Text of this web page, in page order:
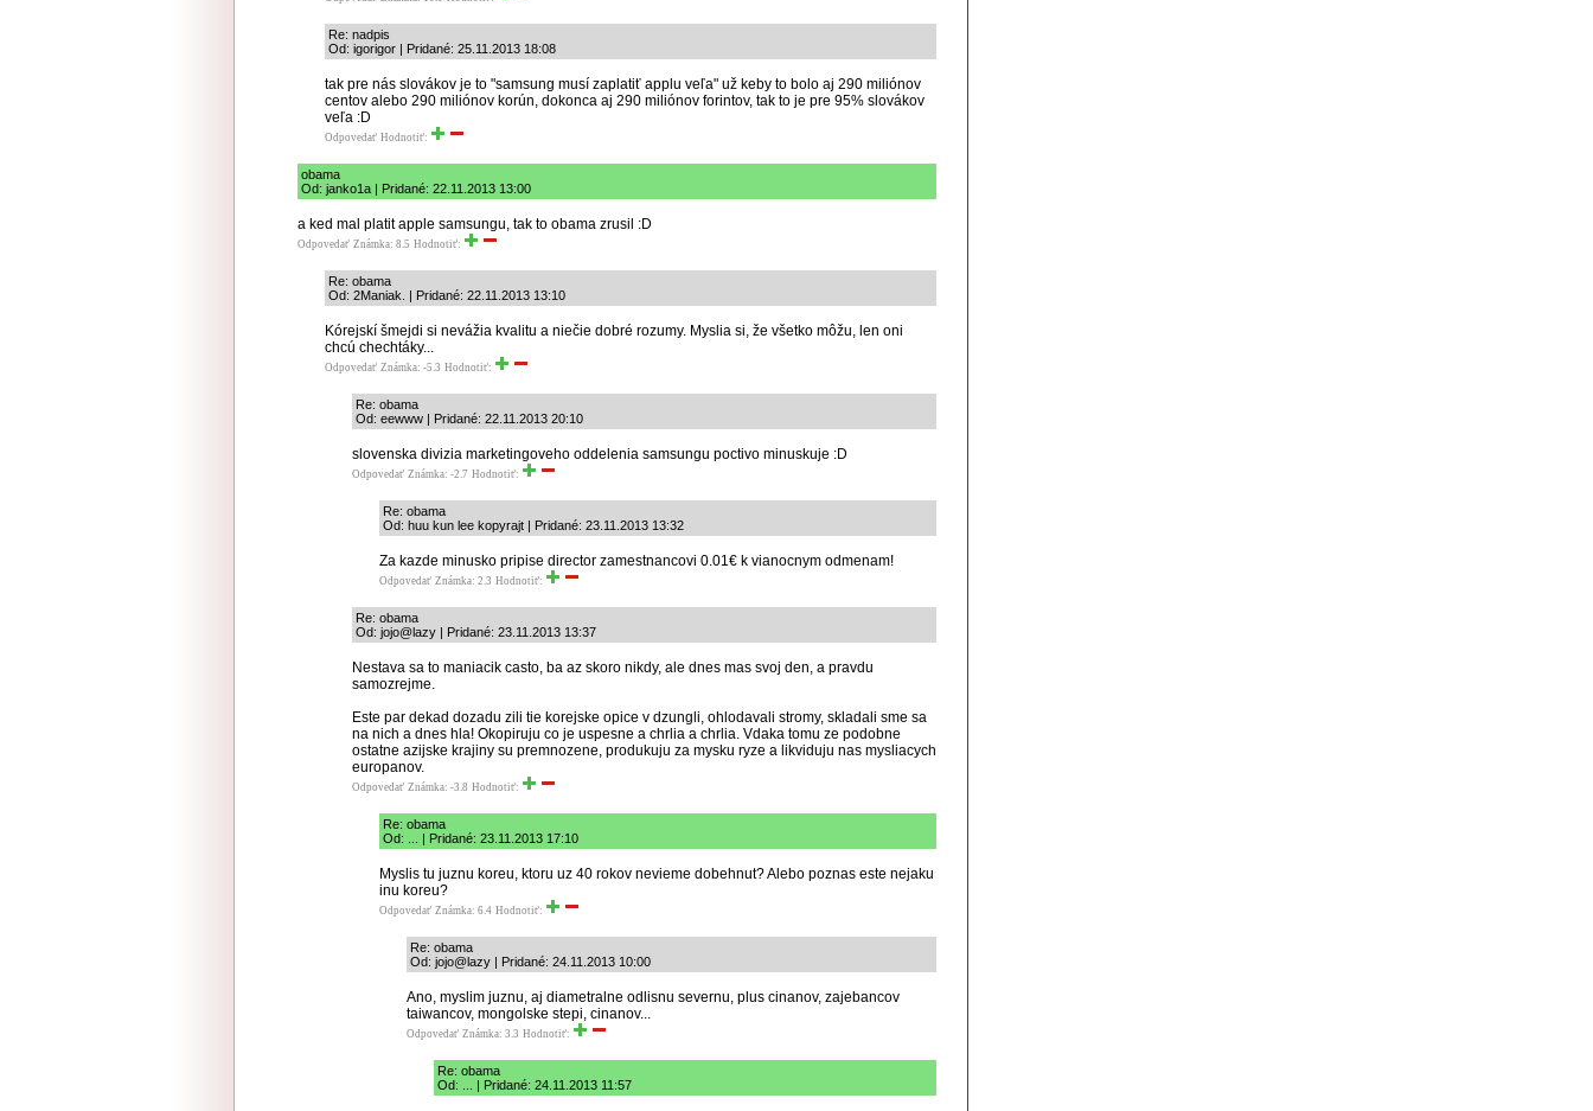
Re: nadpis
Od: igorigor | Pridané: 25.11.2013 18:08
tak pre nás slovákov je to "samsung musí zaplatiť applu veľa" už keby to bolo aj 290 miliónov
centov alebo 290 miliónov korún, dokonca aj 290 miliónov forintov, tak to je pre 95% slovákov
veľa :D
Odpovedať Hodnotiť:
obama
Od: janko1a | Pridané: 22.11.2013 13:00
a ked mal platit apple samsungu, tak to obama zrusil :D
Odpovedať Známka: 8.5 Hodnotiť:
Re: obama
Od: 2Maniak. | Pridané: 22.11.2013 13:10
Kórejskí šmejdi si nevážia kvalitu a niečie dobré rozumy. Myslia si, že všetko môžu, len oni
chcú chechtáky...
Odpovedať Známka: -5.3 Hodnotiť:
Re: obama
Od: eewww | Pridané: 22.11.2013 20:10
slovenska divizia marketingoveho oddelenia samsungu poctivo minuskuje :D
Odpovedať Známka: -2.7 Hodnotiť:
Re: obama
Od: huu kun lee kopyrajt | Pridané: 23.11.2013 13:32
Za kazde minusko pripise director zamestnancovi 0.01€ k vianocnym odmenam!
Odpovedať Známka: 2.3 Hodnotiť:
Re: obama
Od: jojo@lazy | Pridané: 23.11.2013 13:37
Nestava sa to maniacik casto, ba az skoro nikdy, ale dnes mas svoj den, a pravdu
samozrejme.
Este par dekad dozadu zili tie korejske opice v dzungli, ohlodavali stromy, skladali sme sa
na nich a dnes hla! Okopiruju co je uspesne a chrlia a chrlia. Vdaka tomu ze podobne
ostatne azijske krajiny su premnozene, produkuju za mysku ryze a likviduju nas mysliacych
europanov.
Odpovedať Známka: -3.8 Hodnotiť:
Re: obama
Od: ... | Pridané: 23.11.2013 17:10
Myslis tu juznu koreu, ktoru uz 40 rokov nevieme dobehnut? Alebo poznas este nejaku
inu koreu?
Odpovedať Známka: 6.4 Hodnotiť:
Re: obama
Od: jojo@lazy | Pridané: 24.11.2013 10:00
Ano, myslim juznu, aj diametralne odlisnu severnu, plus cinanov, zajebancov
taiwancov, mongolske stepi, cinanov...
Odpovedať Známka: 3.3 Hodnotiť:
Re: obama
Od: ... | Pridané: 24.11.2013 11:57